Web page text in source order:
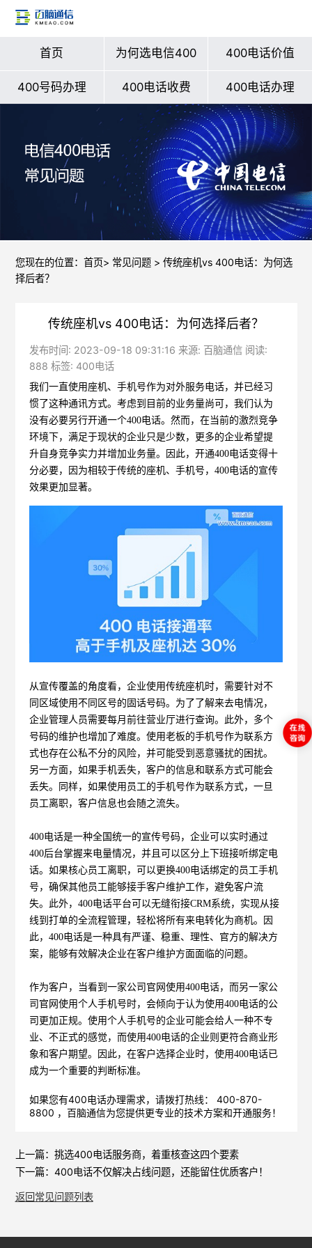
首页 为何选电信400 400电话价值
400号码办理 400电话收费 400电话办理
您现在的位置： 首页> 常见问题> 传统座机vs 400电话：为何选
择后者？
传统座机vs 400电话：为何选择后者？
发布时间: 2023-09-18 09:31:16 来源: 百脑通信 阅读:
888 标签: 400电话
我们一直使用座机、手机号作为对外服务电话，并已经习
惯了这种通讯方式。考虑到目前的业务量尚可，我们认为
没有必要另行开通一个400电话。然而，在当前的激烈竞争
环境下，满足于现状的企业只是少数，更多的企业希望提
升自身竞争实力并增加业务量。因此，开通400电话变得十
分必要，因为相较于传统的座机、手机号，400电话的宣传
效果更加显著。
从宣传覆盖的角度看，企业使用传统座机时，需要针对不
同区域使用不同区号的固话号码。为了了解来去电情况，
企业管理人员需要每月前往营业厅进行查询。此外，多个
号码的维护也增加了难度。使用老板的手机号作为联系方
式也存在公私不分的风险，并可能受到恶意骚扰的困扰。
另一方面，如果手机丢失，客户的信息和联系方式可能会
丢失。同样，如果使用员工的手机号作为联系方式，一旦
员工离职，客户信息也会随之流失。
400电话是一种全国统一的宣传号码，企业可以实时通过
400后台掌握来电量情况，并且可以区分上下班接听绑定电
话。如果核心员工离职，可以更换400电话绑定的员工手机
号，确保其他员工能够接手客户维护工作，避免客户流
失。此外，400电话平台可以无缝衔接CRM系统，实现从接
线到打单的全流程管理，轻松将所有来电转化为商机。因
此，400电话是一种具有严谨、稳重、理性、官方的解决方
案，能够有效解决企业在客户维护方面面临的问题。
作为客户，当看到一家公司官网使用400电话，而另一家公
司官网使用个人手机号时，会倾向于认为使用400电话的公
司更加正规。使用个人手机号的企业可能会给人一种不专
业、不正式的感觉，而使用400电话的企业则更符合商业形
象和客户期望。因此，在客户选择企业时，使用400电话已
成为一个重要的判断标准。
如果您有400电话办理需求，请拨打热线： 400-870-
8800 ，百脑通信为您提供更专业的技术方案和开通服务！
上一篇： 挑选400电话服务商，着重核查这四个要素
下一篇： 400电话不仅解决占线问题，还能留住优质客户！
返回常见问题列表